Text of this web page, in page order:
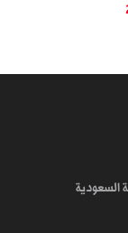
السعودية